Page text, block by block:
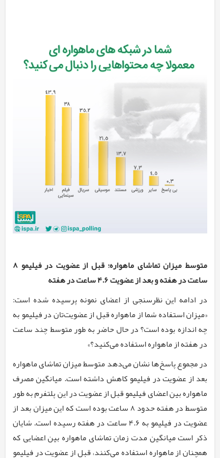
متوسط میزان تماشای ماهواره؛ قبل از عضویت در فیلیمو 8
ساعت در هفته و بعد از عضویت 4.6 ساعت در هفته
در ادامه این نظرسنجی از اعضای نمونه پرسیده شده است:
«میزان استفاده شما از ماهواره قبل از عضویت‌تان در فیلیمو به
چه اندازه بوده است؟ در حال حاضر به طور متوسط چند ساعت
در هفته از ماهواره استفاده می‌کنید؟»
در مجموع پاسخ‌ها نشان می‌دهد متوسط میزان تماشای ماهواره
بعد از عضویت در فیلیمو کاهش داشته است. میانگین مصرف
ماهواره بین اعضای فیلیمو قبل از عضویت در این پلتفرم به طور
متوسط در هفته حدود 8 ساعت بوده است که این میزان بعد از
عضویت در فیلیمو به 4.6 ساعت در هفته رسیده است. شایان
ذکر است میانگین مدت زمان تماشای ماهواره بین اعضایی که
همچنان از ماهواره استفاده می‌کنند، قبل از عضویت در فیلیمو